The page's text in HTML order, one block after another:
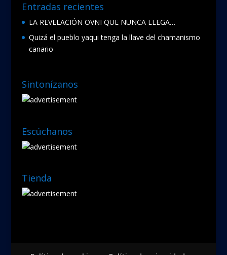
Entradas recientes
LA REVELACIÓN OVNI QUE NUNCA LLEGA…
Quizá el pueblo yaqui tenga la llave del chamanismo
canario
Sintonízanos
Escúchanos
Tienda